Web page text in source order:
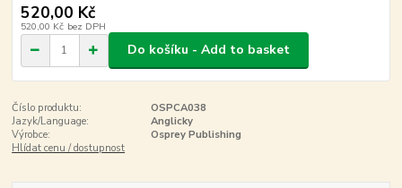
520,00 Kč
520,00 Kč bez DPH
Do košíku - Add to basket
Číslo produktu:
OSPCA038
Jazyk/Language:
Anglicky
Výrobce:
Osprey Publishing
Hlídat cenu / dostupnost